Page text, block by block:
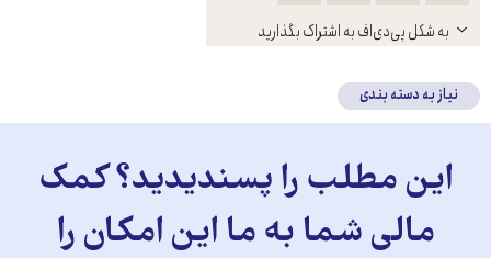
باز
کنید
به شکل پی‌دی‌اف به اشتراک بگذارید
نیاز به دسته بندی
این مطلب را پسندیدید؟ کمک
مالی شما به ما این امکان را